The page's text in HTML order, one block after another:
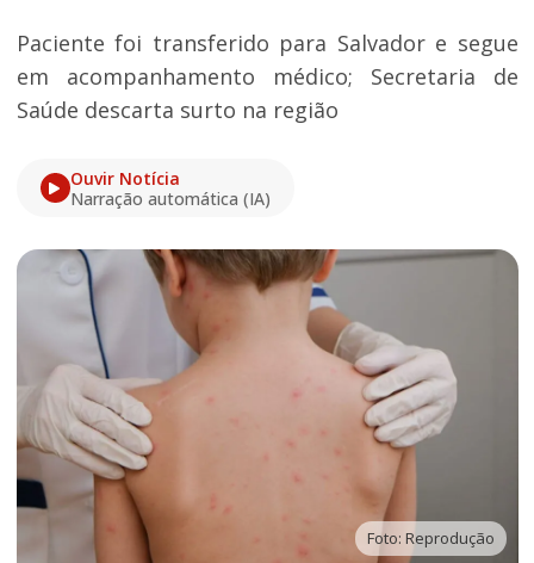
Paciente foi transferido para Salvador e segue
em acompanhamento médico; Secretaria de
Saúde descarta surto na região
Ouvir Notícia
Narração automática (IA)
Foto: Reprodução